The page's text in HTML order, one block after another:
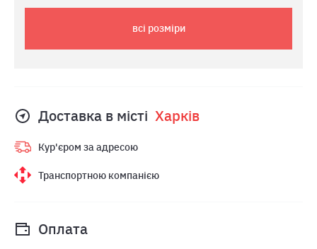
всі розміри
Доставка в місті Харкiв
Кур'єром за адресою
Транспортною компанією
Оплата